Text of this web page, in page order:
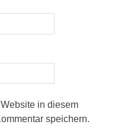
in diesem
speichern.